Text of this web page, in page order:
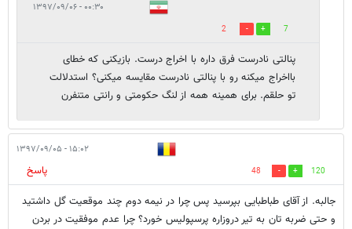
۰۰:۳۰ - ۱۳۹۷/۰۹/۰۶
7
2
پنالتی نادرست فرق داره با اخراج درست. بازیکنی که خطای
بااخراج میکنه رو با پنالتی نادرست مقایسه میکنی؟ استدلالت
تو حلقم. برای همینه همه از لنگ حکومتی و رانتی متنفرن
۱۵:۰۲ - ۱۳۹۷/۰۹/۰۵
120
48
پاسخ
جالبه. از آقای طباطبایی بپرسید پس چرا در نیمه دوم چند موقعیت گل داشتید
و حتی ضربه تان به تیر دروزاره پرسپولیس خورد؟ چرا عدم موفقیت در بردن